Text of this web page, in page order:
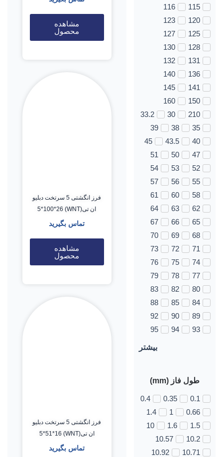
115
116
120
123
125
127
128
130
131
132
136
140
141
145
150
160
210
30
33.2
35
38
39
40
43.5
45
47
50
51
52
53
54
55
56
57
58
60
61
62
63
64
65
66
67
68
69
70
71
72
73
74
75
76
77
78
79
80
82
83
84
85
88
89
90
92
93
94
95
بیشتر
طول فاز (mm)
0.1
0.35
0.4
0.66
1
1.4
1.5
1.6
10
10.2
10.57
10.71
10.92
مشاهده
محصول
فرز انگشتی 5 سرتخت دبلیو
ان تی(WNT) 5*100*26
تماس بگیرید
مشاهده
محصول
فرز انگشتی 5 سرتخت دبلیو
ان تی(WNT) 5*51*16
تماس بگیرید